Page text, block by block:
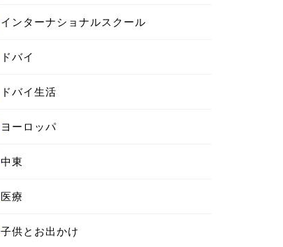
インターナショナルスクール
ドバイ
ドバイ生活
ヨーロッパ
中東
医療
子供とお出かけ